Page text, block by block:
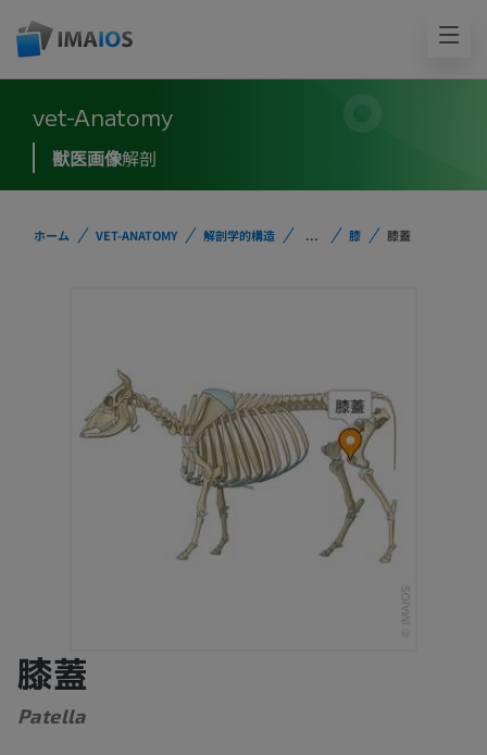
vet-Anatomy
獣医画像解剖
ホーム VET-ANATOMY 解剖学的構造 ... 膝 膝蓋
膝蓋
Patella